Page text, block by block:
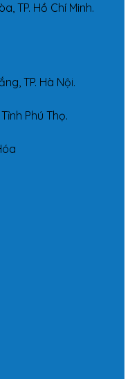
TP. Hồ Chí Minh.
TP. Hà Nội.
Phú Thọ.